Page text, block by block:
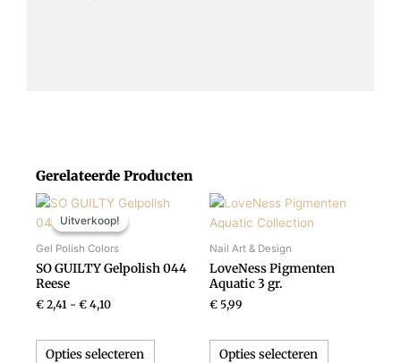
Gerelateerde Producten
Uitverkoop!
Uitverkoop!
Gel Polish Colors
SO GUILTY Gelpolish 044
Reese
€ 2,41 - € 4,10
Prijsklasse:
€ 2,41
tot
Opties selecteren
Dit
meerdere
kan
Nail Art & Design
LoveNess Pigmenten
Aquatic 3 gr.
€ 5,99
Opties selecteren
Dit
kan